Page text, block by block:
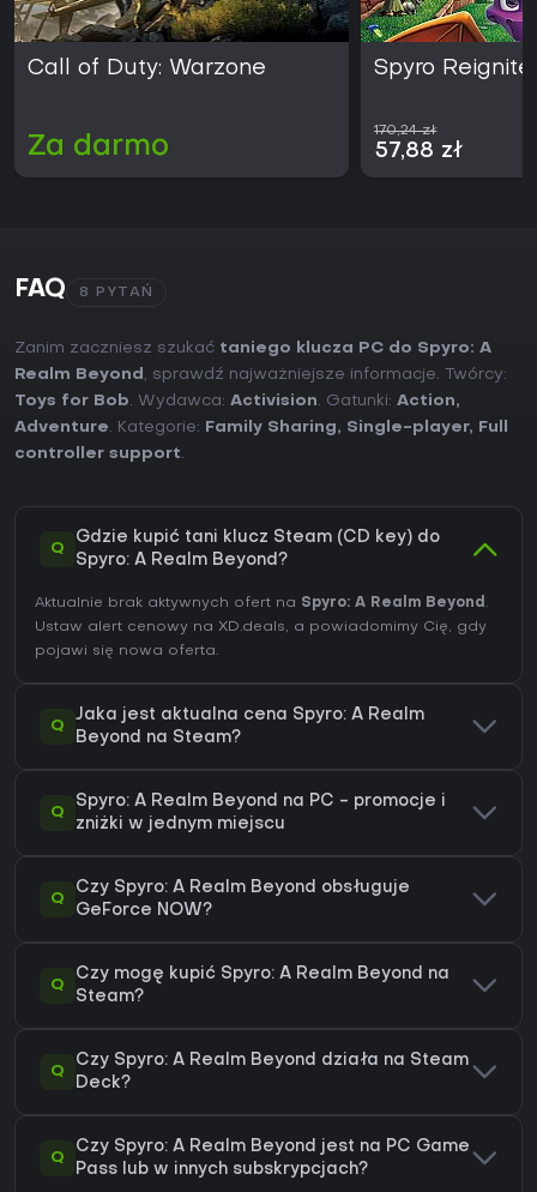
Call of Duty: Warzone
Za darmo
Spyro
170,24 zł
57,88 zł
FAQ 8 PYTAŃ
Zanim zaczniesz szukać taniego klucza PC do Spyro: A
Realm Beyond , sprawdź najważniejsze informacje. Twórcy:
Toys for Bob. Wydawca: Activision. Gatunki: Action,
Adventure. Kategorie: Family Sharing, Single-player,
Full
controller support.
Q
Gdzie kupić tani klucz Steam (CD key) do
Spyro: A Realm Beyond?
Aktualnie brak aktywnych ofert na Spyro: A Realm Beyond .
Ustaw alert cenowy na XD.deals, a powiadomimy Cię, gdy
pojawi się nowa oferta.
Q
Jaka jest aktualna cena Spyro: A Realm
Beyond na Steam?
Q
Spyro: A Realm Beyond na PC - promocje i
zniżki w jednym miejscu
Q
Czy Spyro: A Realm Beyond obsługuje
GeForce NOW?
Q
Czy mogę kupić Spyro: A Realm Beyond na
Steam?
Q
Czy Spyro: A Realm Beyond działa na Steam
Deck?
Q
Czy Spyro: A Realm Beyond jest na PC Game
Pass lub w innych subskrypcjach?